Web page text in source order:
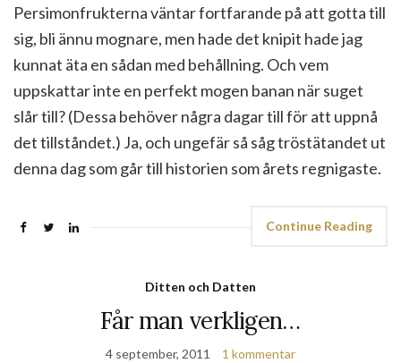
Persimonfrukterna väntar fortfarande på att gotta till
sig, bli ännu mognare, men hade det knipit hade jag
kunnat äta en sådan med behållning. Och vem
uppskattar inte en perfekt mogen banan när suget
slår till? (Dessa behöver några dagar till för att uppnå
det tillståndet.) Ja, och ungefär så såg tröstätandet ut
denna dag som går till historien som årets regnigaste.
Continue Reading
Ditten och Datten
Får man verkligen…
4 september, 2011 1 kommentar